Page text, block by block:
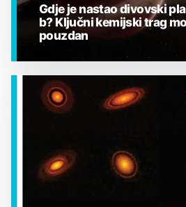
EGZOPLANETI
Gdje je nastao divovski
b? Ključni kemijski trag
pouzdan